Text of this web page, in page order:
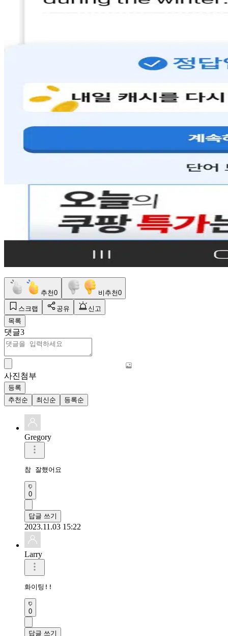
추천0 비추천0
스크랩 공유
신고
목록
댓글3
사진첨부
등록
추천순
최신순 등록순
Gregory
참 잘했어요
0
답글 쓰기
2023.11.03 15:22
Larry
화이팅!!
0
답글 쓰기